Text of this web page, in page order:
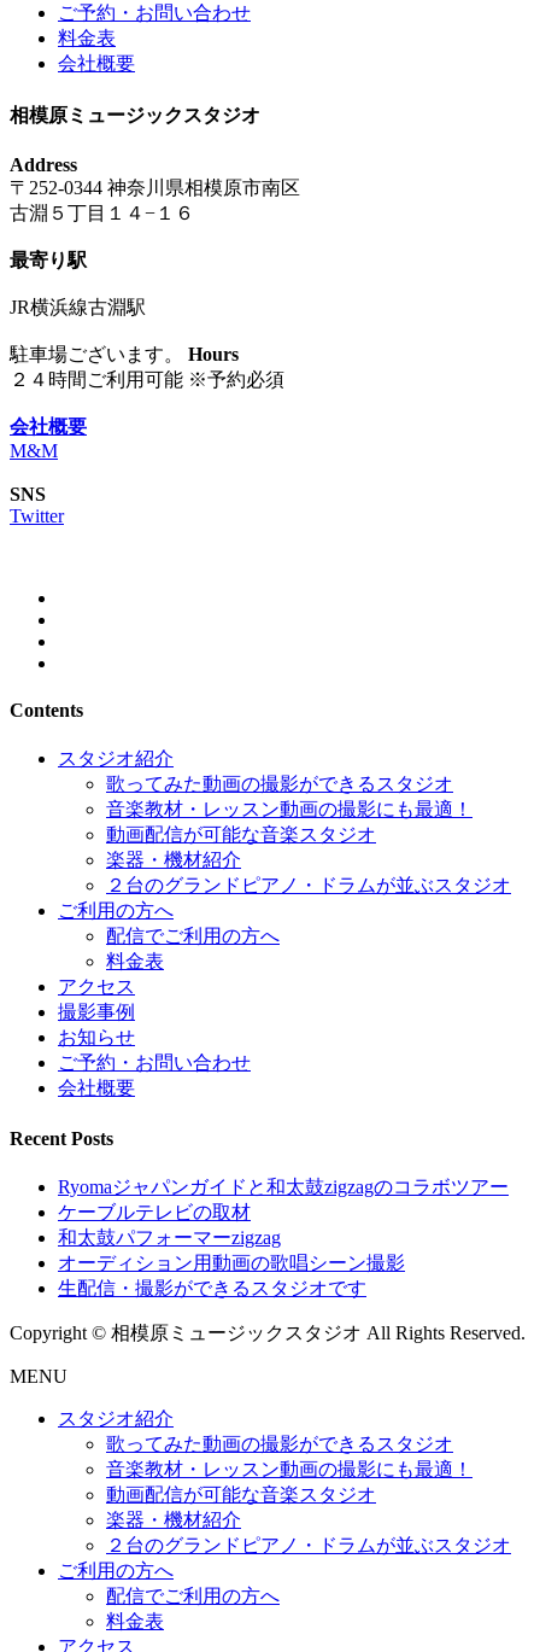
ご予約・お問い合わせ
料金表
会社概要
相模原ミュージックスタジオ
Address
〒252-0344 神奈川県相模原市南区
古淵５丁目１４−１６
最寄り駅
JR横浜線古淵駅
駐車場ございます。 Hours
２４時間ご利用可能 ※予約必須
会社概要
M&M
SNS
Twitter
Contents
スタジオ紹介
歌ってみた動画の撮影ができるスタジオ
音楽教材・レッスン動画の撮影にも最適！
動画配信が可能な音楽スタジオ
楽器・機材紹介
２台のグランドピアノ・ドラムが並ぶスタジオ
ご利用の方へ
配信でご利用の方へ
料金表
アクセス
撮影事例
お知らせ
ご予約・お問い合わせ
会社概要
Recent Posts
Ryomaジャパンガイドと和太鼓zigzagのコラボツアー
ケーブルテレビの取材
和太鼓パフォーマーzigzag
オーディション用動画の歌唱シーン撮影
生配信・撮影ができるスタジオです
Copyright © 相模原ミュージックスタジオ All Rights Reserved.
MENU
スタジオ紹介
歌ってみた動画の撮影ができるスタジオ
音楽教材・レッスン動画の撮影にも最適！
動画配信が可能な音楽スタジオ
楽器・機材紹介
２台のグランドピアノ・ドラムが並ぶスタジオ
ご利用の方へ
配信でご利用の方へ
料金表
アクセス